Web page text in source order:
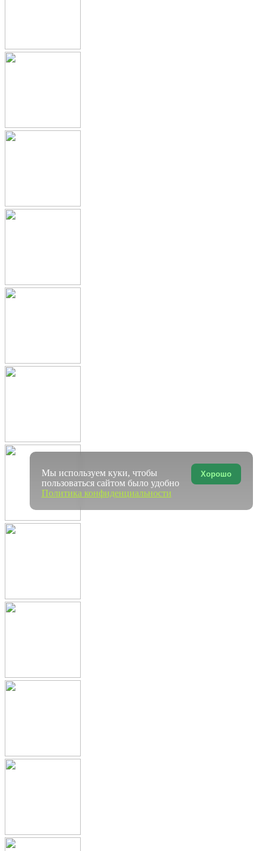
Хорошо
Мы используем куки, чтобы
пользоваться сайтом было удобно
Политика конфиденциальности